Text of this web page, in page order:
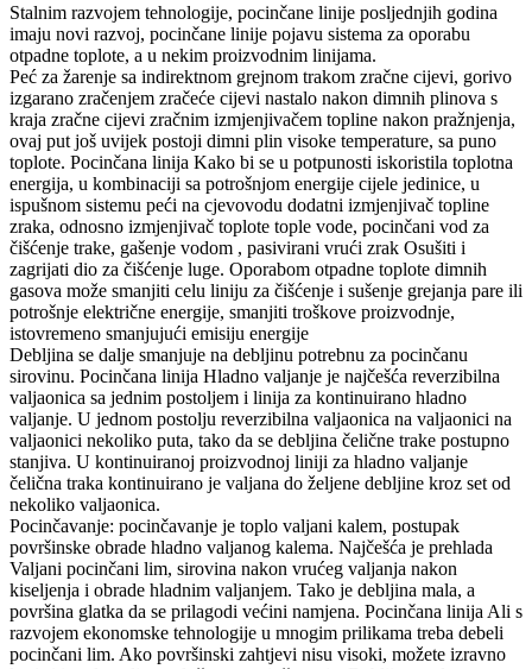
Stalnim razvojem tehnologije, pocinčane linije posljednjih godina
imaju novi razvoj, pocinčane linije pojavu sistema za oporabu
otpadne toplote, a u nekim proizvodnim linijama.
Peć za žarenje sa indirektnom grejnom trakom zračne cijevi, gorivo
izgarano zračenjem zračeće cijevi nastalo nakon dimnih plinova s ​​
kraja zračne cijevi zračnim izmjenjivačem topline nakon pražnjenja,
ovaj put još uvijek postoji dimni plin visoke temperature, sa puno
toplote. Pocinčana linija Kako bi se u potpunosti iskoristila toplotna
energija, u kombinaciji sa potrošnjom energije cijele jedinice, u
ispušnom sistemu peći na cjevovodu dodatni izmjenjivač topline
zraka, odnosno izmjenjivač toplote tople vode, pocinčani vod za
čišćenje trake, gašenje vodom , pasivirani vrući zrak Osušiti i
zagrijati dio za čišćenje luge. Oporabom otpadne toplote dimnih
gasova može smanjiti celu liniju za čišćenje i sušenje grejanja pare ili
potrošnje električne energije, smanjiti troškove proizvodnje,
istovremeno smanjujući emisiju energije
Debljina se dalje smanjuje na debljinu potrebnu za pocinčanu
sirovinu. Pocinčana linija Hladno valjanje je najčešća reverzibilna
valjaonica sa jednim postoljem i linija za kontinuirano hladno
valjanje. U jednom postolju reverzibilna valjaonica na valjaonici na
valjaonici nekoliko puta, tako da se debljina čelične trake postupno
stanjiva. U kontinuiranoj proizvodnoj liniji za hladno valjanje
čelična traka kontinuirano je valjana do željene debljine kroz set od
nekoliko valjaonica.
Pocinčavanje: pocinčavanje je toplo valjani kalem, postupak
površinske obrade hladno valjanog kalema. Najčešća je prehlada
Valjani pocinčani lim, sirovina nakon vrućeg valjanja nakon
kiseljenja i obrade hladnim valjanjem. Tako je debljina mala, a
površina glatka da se prilagodi većini namjena. Pocinčana linija Ali s
razvojem ekonomske tehnologije u mnogim prilikama treba debeli
pocinčani lim. Ako površinski zahtjevi nisu visoki, možete izravno